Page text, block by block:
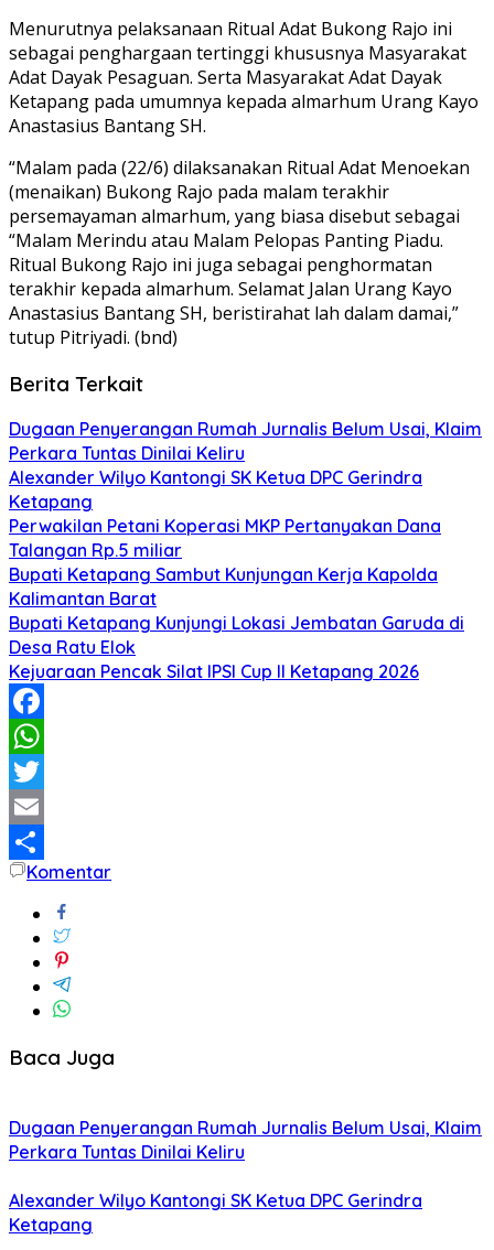
Menurutnya pelaksanaan Ritual Adat Bukong Rajo ini
sebagai penghargaan tertinggi khususnya Masyarakat
Adat Dayak Pesaguan. Serta Masyarakat Adat Dayak
Ketapang pada umumnya kepada almarhum Urang Kayo
Anastasius Bantang SH.
“Malam pada (22/6) dilaksanakan Ritual Adat Menoekan
(menaikan) Bukong Rajo pada malam terakhir
persemayaman almarhum, yang biasa disebut sebagai
“Malam Merindu atau Malam Pelopas Panting Piadu.
Ritual Bukong Rajo ini juga sebagai penghormatan
terakhir kepada almarhum. Selamat Jalan Urang Kayo
Anastasius Bantang SH, beristirahat lah dalam damai,”
tutup Pitriyadi. (bnd)
Berita Terkait
Dugaan Penyerangan Rumah Jurnalis Belum Usai, Klaim
Perkara Tuntas Dinilai Keliru
Alexander Wilyo Kantongi SK Ketua DPC Gerindra
Ketapang
Perwakilan Petani Koperasi MKP Pertanyakan Dana
Talangan Rp.5 miliar
Bupati Ketapang Sambut Kunjungan Kerja Kapolda
Kalimantan Barat
Bupati Ketapang Kunjungi Lokasi Jembatan Garuda di
Desa Ratu Elok
Kejuaraan Pencak Silat IPSI Cup II Ketapang 2026
Facebook
WhatsApp
Twitter
Email
Share
Komentar
Baca Juga
Dugaan Penyerangan Rumah Jurnalis Belum Usai, Klaim
Perkara Tuntas Dinilai Keliru
Alexander Wilyo Kantongi SK Ketua DPC Gerindra
Ketapang